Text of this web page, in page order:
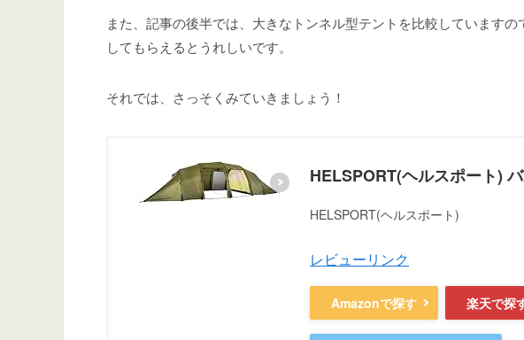
また、記事の後半では、大きなトンネル型テントを比較しています
してもらえるとうれしいです。
それでは、さっそくみていきましょう！
HELSPORT(ヘルスポート)
HELSPORT(ヘルスポート)
レビューリンク
Amazonで探す 楽天で探